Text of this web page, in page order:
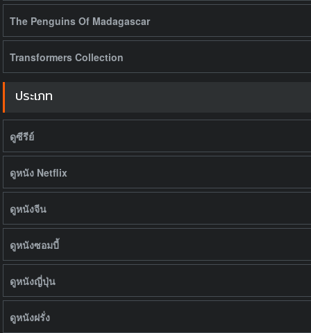
ประเภท
ดูซีรีย์
ดูหนัง Netflix
ดูหนังจีน
ดูหนังซอมบี้
ดูหนังญี่ปุ่น
ดูหนังฝรั่ง
The Penguins Of Madagascar
Transformers Collection